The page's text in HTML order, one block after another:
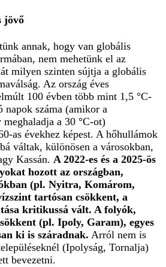
jövő
annak, hogy van globális
nem mehetünk el az
milyen szinten sújtja a globális
Az ország éves
100 évben több mint 1,5 °C-
száma (amikor a
a 30 °C-ot)
as évekhez képest. A hőhullámok
váltak, különösen a városokban,
Kassán. A 2022-es és a 2025-ös
hozott az országban,
(pl. Nyitra, Komárom,
tartósan csökkent, a
kritikussá vált. A folyók,
(pl. Ipoly, Garam), egyes
ki is száradnak. Arról nem is
(Ipolyság, Tornalja)
bevezetni.